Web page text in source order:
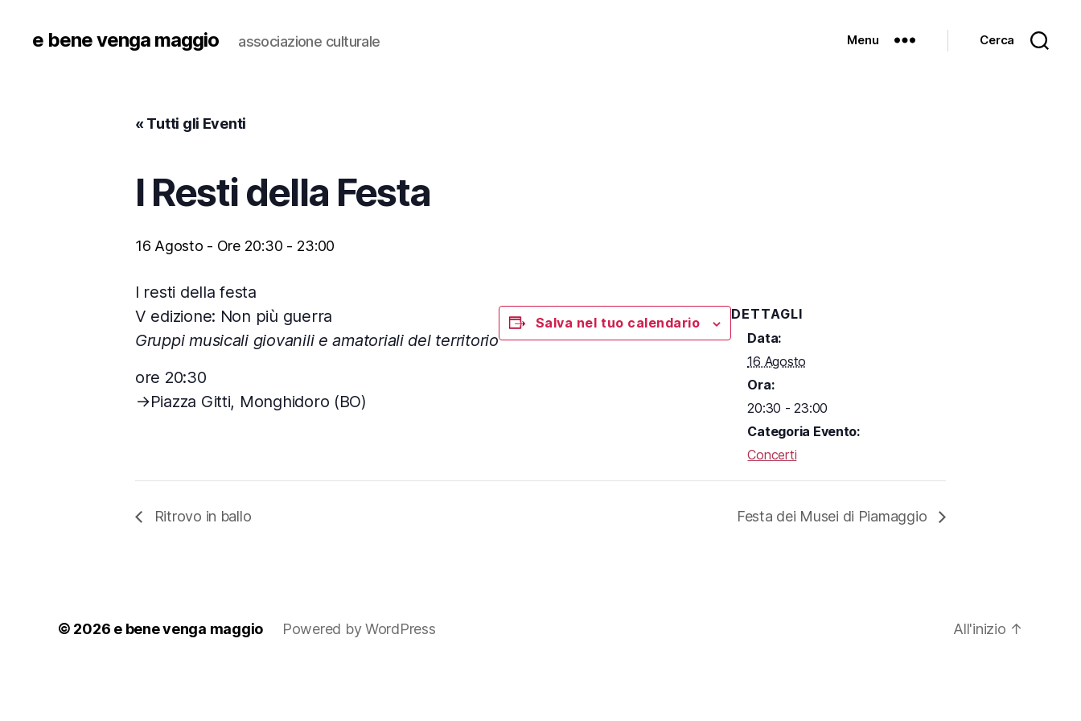
e bene venga maggio associazione culturale Menu Cerca
« Tutti gli Eventi
I Resti della Festa
16 Agosto - Ore 20:30 - 23:00
I resti della festa
V edizione: Non più guerra
Gruppi musicali giovanili e amatoriali del territorio
ore 20:30
→Piazza Gitti, Monghidoro (BO)
Salva nel tuo calendario
DETTAGLI
Data:
16 Agosto
Ora:
20:30 - 23:00
Categoria Evento:
Concerti
Ritrovo in ballo Festa dei Musei di Piamaggio
© 2026 e bene venga maggio Powered by WordPress All'inizio ↑